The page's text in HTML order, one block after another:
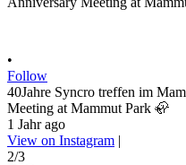
•
Follow
40Jahre Syncro treffen im
Meeting at Mammut Park 🦣
1 Jahr ago
View on Instagram |
2/3